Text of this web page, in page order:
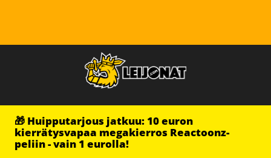
🎁 Huipputarjous jatkuu: 10 euron
kierrätysvapaa megakierros Reactoonz-
peliin - vain 1 eurolla!